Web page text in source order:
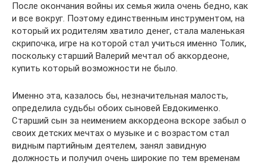
После окончания войны их семья жила очень бедно, как
и все вокруг. Поэтому единственным инструментом, на
который их родителям хватило денег, стала маленькая
скрипочка, игре на которой стал учиться именно Толик,
поскольку старший Валерий мечтал об аккордеоне,
купить который возможности не было.
Именно эта, казалось бы, незначительная малость,
определила судьбы обоих сыновей Евдокименко.
Старший сын за неимением аккордеона вскоре забыл о
своих детских мечтах о музыке и с возрастом стал
видным партийным деятелем, занял завидную
должность и получил очень широкие по тем временам